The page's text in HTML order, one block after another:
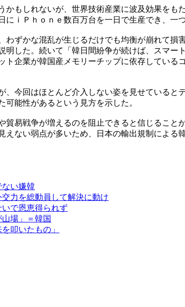
もしれないが、世界技術産業に波及効果を
ｉＰｈｏｎｅ数百万台を一日で生産でき、一
ずかな混乱が生じるだけでも均衡が崩れて
した。続いて「韓日間紛争が続けば、スマ
企業が韓国産メモリーチップに依存してい
今回はほとんど介入しない姿を見せている
能性があるという見方を示した。
易戦争が増えるのを阻止できると信じるこ
ない弱点が多いため、日本の輸出規制による
ない嫌韓
力を総動員して解決に動け
で恩恵得られず
場」＝韓国
叩いたもの」